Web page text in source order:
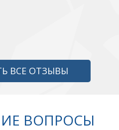
ВСЕ ОТЗЫВЫ
ВОПРОСЫ